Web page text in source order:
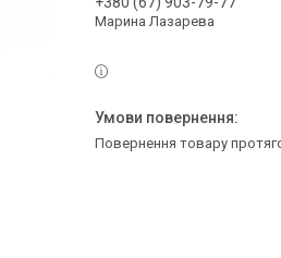
Марина Лазарева
повернення товару